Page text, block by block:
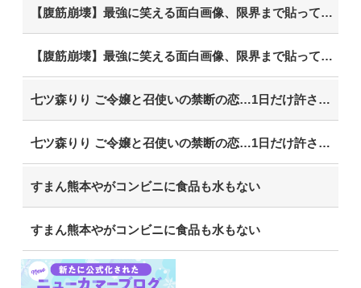
【腹筋崩壊】最強に笑える面白画像、限界まで貼っていけｗｗｗ
【腹筋崩壊】最強に笑える面白画像、限界まで貼っていけｗｗｗ
七ツ森りり ご令嬢と召使いの禁断の恋…1日だけ許された夫婦としての時間をひたすら愛し合う。
七ツ森りり ご令嬢と召使いの禁断の恋…1日だけ許された夫婦としての時間をひたすら愛し合う。
すまん熊本やがコンビニに食品も水もない
すまん熊本やがコンビニに食品も水もない